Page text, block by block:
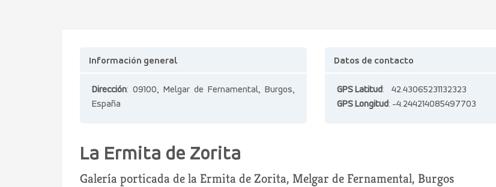
Información general
Dirección: 09100, Melgar de Fernamental, Burgos,
España
Datos de contacto
GPS Latitud: 42.43065231132323
GPS Longitud: -4.244214085497703
La Ermita de Zorita
Galería porticada de la Ermita de Zorita, Melgar de Fernamental, Burgos